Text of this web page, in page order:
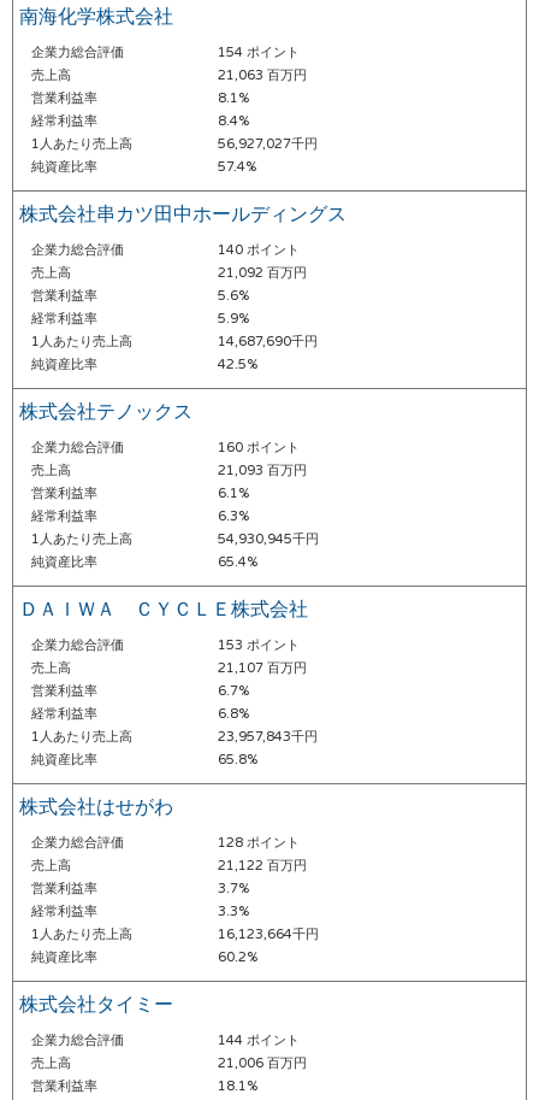
南海化学株式会社
企業力総合評価
154 ポイント
売上高
21,063 百万円
営業利益率
8.1%
経常利益率
8.4%
1人あたり売上高
56,927,027千円
純資産比率
57.4%
株式会社串カツ田中ホールディングス
企業力総合評価
140 ポイント
売上高
21,092 百万円
営業利益率
5.6%
経常利益率
5.9%
1人あたり売上高
14,687,690千円
純資産比率
42.5%
株式会社テノックス
企業力総合評価
160 ポイント
売上高
21,093 百万円
営業利益率
6.1%
経常利益率
6.3%
1人あたり売上高
54,930,945千円
純資産比率
65.4%
ＤＡＩＷＡ ＣＹＣＬＥ株式会社
企業力総合評価
153 ポイント
売上高
21,107 百万円
営業利益率
6.7%
経常利益率
6.8%
1人あたり売上高
23,957,843千円
純資産比率
65.8%
株式会社はせがわ
企業力総合評価
128 ポイント
売上高
21,122 百万円
営業利益率
3.7%
経常利益率
3.3%
1人あたり売上高
16,123,664千円
純資産比率
60.2%
株式会社タイミー
企業力総合評価
144 ポイント
売上高
21,006 百万円
営業利益率
18.1%